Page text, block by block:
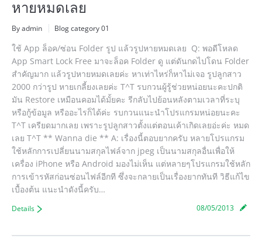
หายหมดเลย
By admin Blog category 01
ใช้ App ล็อค/ซ่อน Folder รูป แล้วรูปหายหมดเลย Q: พอดีโหลด
App Smart Lock Free มาจะล็อค Folder ดู แต่ดันกดไปโดน Folder
สำคัญมาก แล้วรูปหายหมดเลยค่ะ หาเท่าไหร่ก็หาไม่เจอ รูปลูกสาว
2000 กว่ารูป หายเกลี้ยงเลยค่ะ T^T รบกวนผู้รู้ช่วยหน่อยนะคะปกติ
มัน Restore เหมือนคอมได้มั้ยคะ รีกลับไปย้อนหลังตามเวลาที่ระบุ
หรือกู้ข้อมูล หรืออะไรก็ได้ค่ะ รบกวนแนะนำโปรแกรมหน่อยนะคะ
T^T เครียดมากเลย เพราะรูปลูกสาวตั้งแต่ตอนเค้าเกิดเลยอ่ะค่ะ หมด
เลย T^T ** Wanna die ** A: เรื่องนี้ตอบยากครับ หลายโปรแกรม
ใช้หลักการเปลี่ยนนามสกุลไฟล์จาก jpeg เป็นนามสกุลอื่นเพื่อให้
เครื่อง iPhone หรือ Android มองไม่เห็น แต่หลายๆโปรแกรมใช้หลัก
การเข้ารหัสก่อนซ่อนไฟล์อีกที ซึ่งจะกลายเป็นเรื่องยากทันที วิธีแก้ไข
เบื้องต้น แนะนำดังนี้ครับ…
08/05/2013
Details